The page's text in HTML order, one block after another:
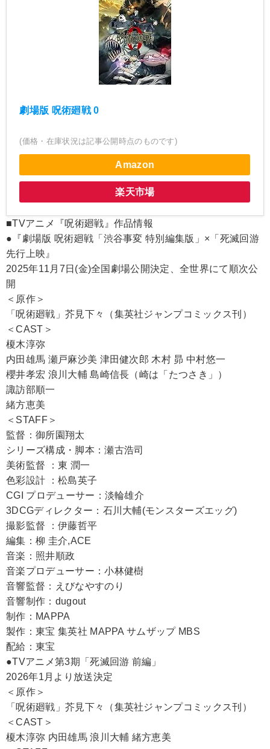
劇場版 呪術廻戦 0
(価格・在庫状況は記事公開時点のものです)
Amazon
楽天市場
■TVアニメ『呪術廻戦』作品情報
●『劇場版 呪術廻戦「渋谷事変 特別編集版」×「死滅回游
先行上映』
2025年11月7日(金)全国劇場公開決定、全世界にて順次公
開
＜原作＞
「呪術廻戦」芥見下々（集英社ジャンプコミックス刊）
＜CAST＞
榎木淳弥
内田雄馬 瀬戸麻沙美 津田健次郎 木村 昴 中村悠一
櫻井孝宏 浪川大輔 島崎信長（崎は「たつさき」）
諏訪部順一
緒方恵美
＜STAFF＞
監督：御所園翔太
シリーズ構成・脚本：瀬古浩司
美術監督 ：東 潤一
色彩設計 ：松島英子
CGI プロデューサー：淡輪雄介
3DCGディレクター：石川大輔(モンスターズエッグ)
撮影監督 ：伊藤哲平
編集：柳 圭介,ACE
音楽：照井順政
音楽プロデューサー：小林健樹
音響監督：えびなやすのり
音響制作：dugout
制作：MAPPA
製作：東宝 集英社 MAPPA サムザップ MBS
配給：東宝
●TVアニメ第3期「死滅回游 前編」
2026年1月より放送決定
＜原作＞
「呪術廻戦」芥見下々（集英社ジャンプコミックス刊）
＜CAST＞
榎木淳弥 内田雄馬 浪川大輔 緒方恵美